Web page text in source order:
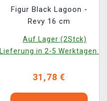
Figur Black Lagoon -
Revy 16 cm
Auf Lager (2Stck)
Lieferung in 2-5 Werktagen.
31,78 €